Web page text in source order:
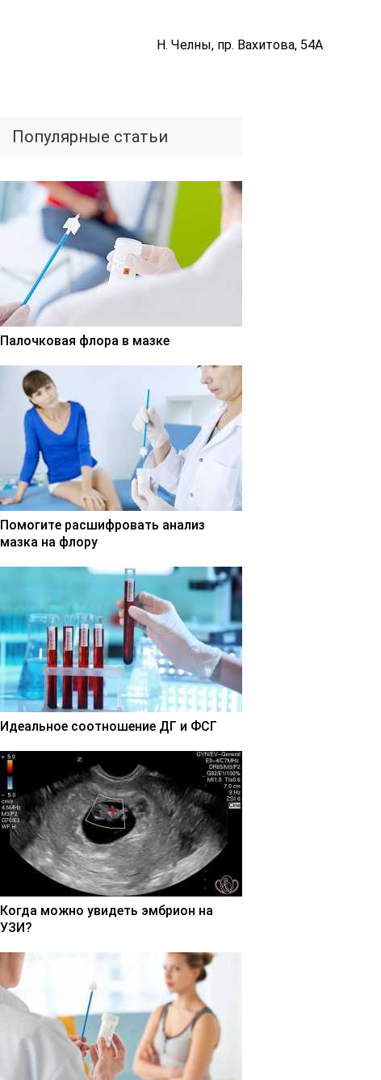
Н. Челны, пр. Вахитова, 54А
Популярные статьи
Палочковая флора в мазке
Помогите расшифровать анализ
мазка на флору
Идеальное соотношение ДГ и ФСГ
Когда можно увидеть эмбрион на
УЗИ?